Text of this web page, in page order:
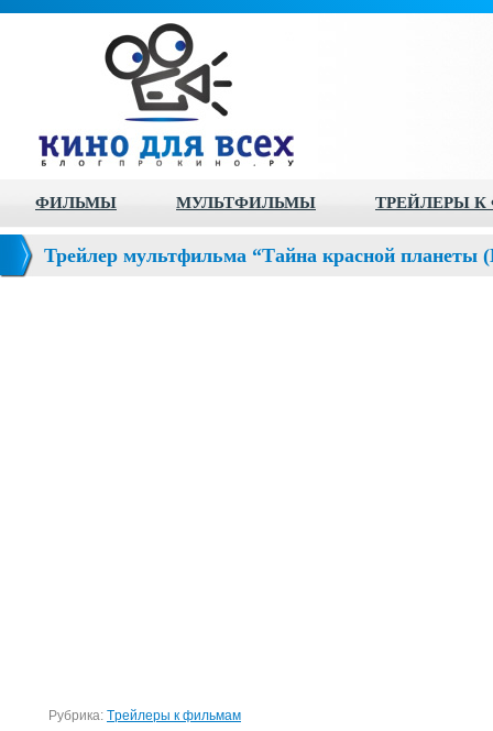
ФИЛЬМЫ МУЛЬТФИЛЬМЫ ТРЕЙЛЕРЫ
Трейлер мультфильма “Тайна красной планеты
Рубрика: Tрейлеры к фильмам